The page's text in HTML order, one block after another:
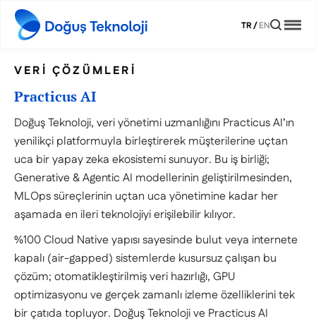
TR/EN
VERI ÇÖZÜMLERI
Practicus AI
Doğuş Teknoloji, veri yönetimi uzmanlığını Practicus AI’ın
yenilikçi platformuyla birleştirerek müşterilerine uçtan
uca bir yapay zeka ekosistemi sunuyor. Bu iş birliği;
Generative & Agentic AI modellerinin geliştirilmesinden,
MLOps süreçlerinin uçtan uca yönetimine kadar her
aşamada en ileri teknolojiyi erişilebilir kılıyor.
%100 Cloud Native yapısı sayesinde bulut veya internete
kapalı (air-gapped) sistemlerde kusursuz çalışan bu
çözüm; otomatikleştirilmiş veri hazırlığı, GPU
optimizasyonu ve gerçek zamanlı izleme özelliklerini tek
bir çatıda topluyor. Doğuş Teknoloji ve Practicus AI